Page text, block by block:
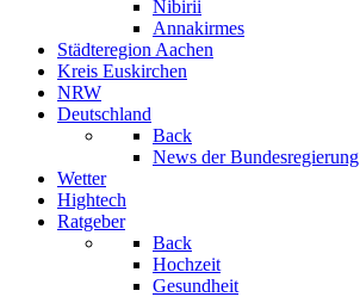
Nibirii
Annakirmes
Städteregion Aachen
Kreis Euskirchen
NRW
Deutschland
Back
News der Bundesregierung
Wetter
Hightech
Ratgeber
Back
Hochzeit
Gesundheit